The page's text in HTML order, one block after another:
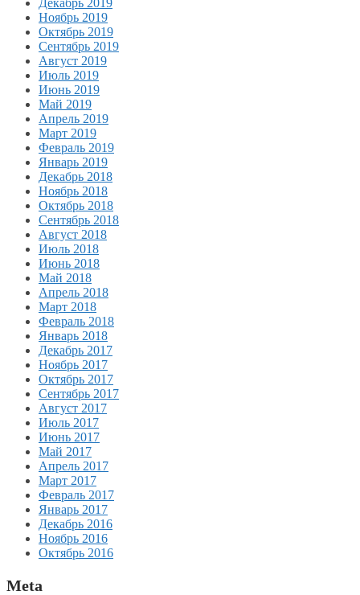
Декабрь 2019
Ноябрь 2019
Октябрь 2019
Сентябрь 2019
Август 2019
Июль 2019
Июнь 2019
Май 2019
Апрель 2019
Март 2019
Февраль 2019
Январь 2019
Декабрь 2018
Ноябрь 2018
Октябрь 2018
Сентябрь 2018
Август 2018
Июль 2018
Июнь 2018
Май 2018
Апрель 2018
Март 2018
Февраль 2018
Январь 2018
Декабрь 2017
Ноябрь 2017
Октябрь 2017
Сентябрь 2017
Август 2017
Июль 2017
Июнь 2017
Май 2017
Апрель 2017
Март 2017
Февраль 2017
Январь 2017
Декабрь 2016
Ноябрь 2016
Октябрь 2016
Meta